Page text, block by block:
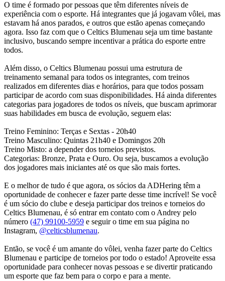
O time é formado por pessoas que têm diferentes níveis de
experiência com o esporte. Há integrantes que já jogavam vôlei, mas
estavam há anos parados, e outros que estão apenas começando
agora. Isso faz com que o Celtics Blumenau seja um time bastante
inclusivo, buscando sempre incentivar a prática do esporte entre
todos.
Além disso, o Celtics Blumenau possui uma estrutura de
treinamento semanal para todos os integrantes, com treinos
realizados em diferentes dias e horários, para que todos possam
participar de acordo com suas disponibilidades. Há ainda diferentes
categorias para jogadores de todos os níveis, que buscam aprimorar
suas habilidades em busca de evolução, seguem elas:
Treino Feminino: Terças e Sextas - 20h40
Treino Masculino: Quintas 21h40 e Domingos 20h
Treino Misto: a depender dos torneios previstos.
Categorias: Bronze, Prata e Ouro. Ou seja, buscamos a evolução
dos jogadores mais iniciantes até os que são mais fortes.
E o melhor de tudo é que agora, os sócios da ADHering têm a
oportunidade de conhecer e fazer parte desse time incrível! Se você
é um sócio do clube e deseja participar dos treinos e torneios do
Celtics Blumenau, é só entrar em contato com o Andrey pelo
número (47) 99100-5959 e seguir o time em sua página no
Instagram, @celticsblumenau.
Então, se você é um amante do vôlei, venha fazer parte do Celtics
Blumenau e participe de torneios por todo o estado! Aproveite essa
oportunidade para conhecer novas pessoas e se divertir praticando
um esporte que faz bem para o corpo e para a mente.